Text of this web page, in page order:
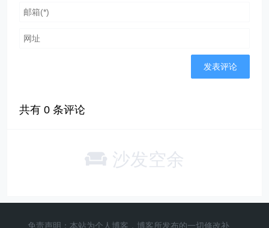
共有0 条评论
沙发空余
免责声明：本站为个人博客，博客所发布的一切修改补